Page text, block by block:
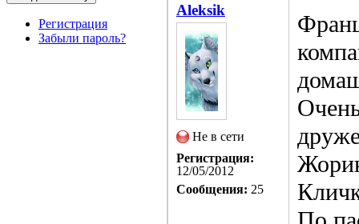
Регистрация
Забыли пароль?
Aleksik
Не в сети
Регистрация:
12/05/2012
Сообщения: 25